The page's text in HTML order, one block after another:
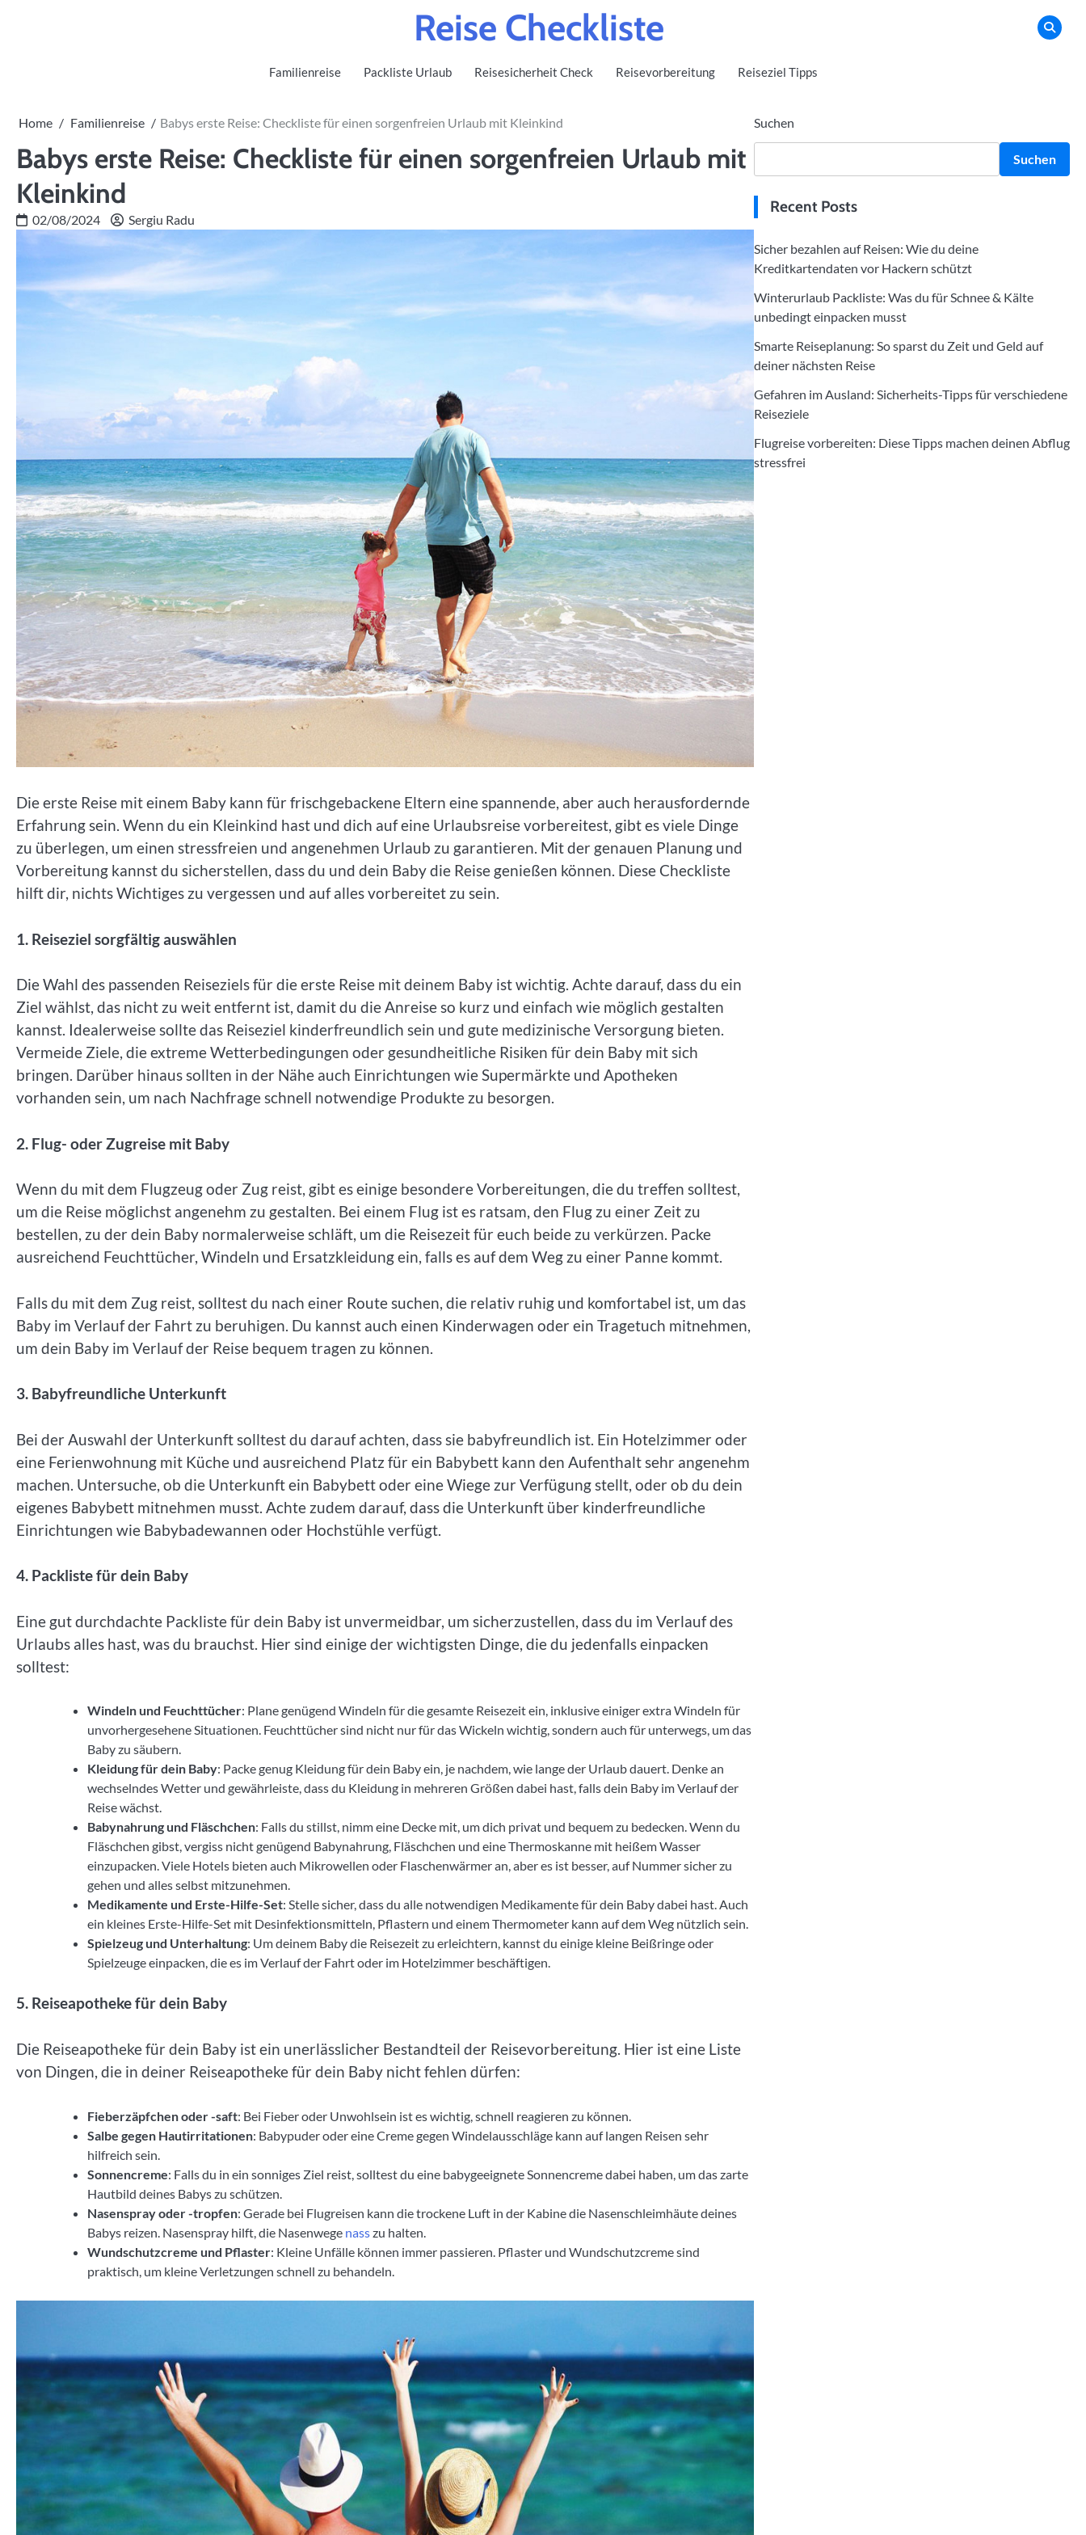
Reise Checkliste
Familienreise Packliste Urlaub Reisesicherheit Check Reisevorbereitung Reiseziel Tipps
Home Familienreise Babys erste Reise: Checkliste für einen sorgenfreien Urlaub mit Kleinkind
Babys erste Reise: Checkliste für einen sorgenfreien Urlaub mit
Kleinkind
02/08/2024 Sergiu Radu
Die erste Reise mit einem Baby kann für frischgebackene Eltern eine spannende, aber auch herausfordernde
Erfahrung sein. Wenn du ein Kleinkind hast und dich auf eine Urlaubsreise vorbereitest, gibt es viele Dinge
zu überlegen, um einen stressfreien und angenehmen Urlaub zu garantieren. Mit der genauen Planung und
Vorbereitung kannst du sicherstellen, dass du und dein Baby die Reise genießen können. Diese Checkliste
hilft dir, nichts Wichtiges zu vergessen und auf alles vorbereitet zu sein.
1. Reiseziel sorgfältig auswählen
Die Wahl des passenden Reiseziels für die erste Reise mit deinem Baby ist wichtig. Achte darauf, dass du ein
Ziel wählst, das nicht zu weit entfernt ist, damit du die Anreise so kurz und einfach wie möglich gestalten
kannst. Idealerweise sollte das Reiseziel kinderfreundlich sein und gute medizinische Versorgung bieten.
Vermeide Ziele, die extreme Wetterbedingungen oder gesundheitliche Risiken für dein Baby mit sich
bringen. Darüber hinaus sollten in der Nähe auch Einrichtungen wie Supermärkte und Apotheken
vorhanden sein, um nach Nachfrage schnell notwendige Produkte zu besorgen.
2. Flug- oder Zugreise mit Baby
Wenn du mit dem Flugzeug oder Zug reist, gibt es einige besondere Vorbereitungen, die du treffen solltest,
um die Reise möglichst angenehm zu gestalten. Bei einem Flug ist es ratsam, den Flug zu einer Zeit zu
bestellen, zu der dein Baby normalerweise schläft, um die Reisezeit für euch beide zu verkürzen. Packe
ausreichend Feuchttücher, Windeln und Ersatzkleidung ein, falls es auf dem Weg zu einer Panne kommt.
Falls du mit dem Zug reist, solltest du nach einer Route suchen, die relativ ruhig und komfortabel ist, um das
Baby im Verlauf der Fahrt zu beruhigen. Du kannst auch einen Kinderwagen oder ein Tragetuch mitnehmen,
um dein Baby im Verlauf der Reise bequem tragen zu können.
3. Babyfreundliche Unterkunft
Bei der Auswahl der Unterkunft solltest du darauf achten, dass sie babyfreundlich ist. Ein Hotelzimmer oder
eine Ferienwohnung mit Küche und ausreichend Platz für ein Babybett kann den Aufenthalt sehr angenehm
machen. Untersuche, ob die Unterkunft ein Babybett oder eine Wiege zur Verfügung stellt, oder ob du dein
eigenes Babybett mitnehmen musst. Achte zudem darauf, dass die Unterkunft über kinderfreundliche
Einrichtungen wie Babybadewannen oder Hochstühle verfügt.
4. Packliste für dein Baby
Eine gut durchdachte Packliste für dein Baby ist unvermeidbar, um sicherzustellen, dass du im Verlauf des
Urlaubs alles hast, was du brauchst. Hier sind einige der wichtigsten Dinge, die du jedenfalls einpacken
solltest:
Windeln und Feuchttücher: Plane genügend Windeln für die gesamte Reisezeit ein, inklusive einiger extra Windeln für
unvorhergesehene Situationen. Feuchttücher sind nicht nur für das Wickeln wichtig, sondern auch für unterwegs, um das
Baby zu säubern.
Kleidung für dein Baby: Packe genug Kleidung für dein Baby ein, je nachdem, wie lange der Urlaub dauert. Denke an
wechselndes Wetter und gewährleiste, dass du Kleidung in mehreren Größen dabei hast, falls dein Baby im Verlauf der
Reise wächst.
Babynahrung und Fläschchen: Falls du stillst, nimm eine Decke mit, um dich privat und bequem zu bedecken. Wenn du
Fläschchen gibst, vergiss nicht genügend Babynahrung, Fläschchen und eine Thermoskanne mit heißem Wasser
einzupacken. Viele Hotels bieten auch Mikrowellen oder Flaschenwärmer an, aber es ist besser, auf Nummer sicher zu
gehen und alles selbst mitzunehmen.
Medikamente und Erste-Hilfe-Set: Stelle sicher, dass du alle notwendigen Medikamente für dein Baby dabei hast. Auch
ein kleines Erste-Hilfe-Set mit Desinfektionsmitteln, Pflastern und einem Thermometer kann auf dem Weg nützlich sein.
Spielzeug und Unterhaltung: Um deinem Baby die Reisezeit zu erleichtern, kannst du einige kleine Beißringe oder
Spielzeuge einpacken, die es im Verlauf der Fahrt oder im Hotelzimmer beschäftigen.
5. Reiseapotheke für dein Baby
Die Reiseapotheke für dein Baby ist ein unerlässlicher Bestandteil der Reisevorbereitung. Hier ist eine Liste
von Dingen, die in deiner Reiseapotheke für dein Baby nicht fehlen dürfen:
Fieberzäpfchen oder -saft: Bei Fieber oder Unwohlsein ist es wichtig, schnell reagieren zu können.
Salbe gegen Hautirritationen: Babypuder oder eine Creme gegen Windelausschläge kann auf langen Reisen sehr
hilfreich sein.
Sonnencreme: Falls du in ein sonniges Ziel reist, solltest du eine babygeeignete Sonnencreme dabei haben, um das zarte
Hautbild deines Babys zu schützen.
Nasenspray oder -tropfen: Gerade bei Flugreisen kann die trockene Luft in der Kabine die Nasenschleimhäute deines
Babys reizen. Nasenspray hilft, die Nasenwege nasszu halten.
Wundschutzcreme und Pflaster: Kleine Unfälle können immer passieren. Pflaster und Wundschutzcreme sind
praktisch, um kleine Verletzungen schnell zu behandeln.
Suchen
Suchen
Recent Posts
Sicher bezahlen auf Reisen: Wie du deine
Kreditkartendaten vor Hackern schützt
Winterurlaub Packliste: Was du für Schnee & Kälte
unbedingt einpacken musst
Smarte Reiseplanung: So sparst du Zeit und Geld auf
deiner nächsten Reise
Gefahren im Ausland: Sicherheits-Tipps für verschiedene
Reiseziele
Flugreise vorbereiten: Diese Tipps machen deinen Abflug
stressfrei